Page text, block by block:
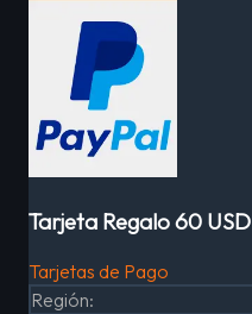
Tarjeta Regalo 60 USD
Tarjetas de Pago
Región: